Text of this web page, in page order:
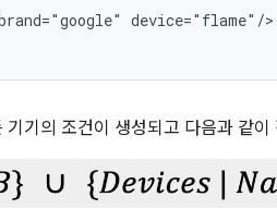
기의 조건이 생성되고 다음과 같이